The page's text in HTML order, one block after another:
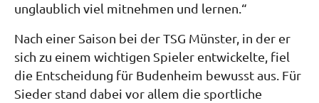
unglaublich viel mitnehmen und lernen.“
Nach einer Saison bei der TSG Münster, in der er
sich zu einem wichtigen Spieler entwickelte, fiel
die Entscheidung für Budenheim bewusst aus. Für
Sieder stand dabei vor allem die sportliche